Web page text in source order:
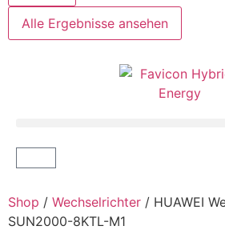
Alle Ergebnisse ansehen
Shop / Wechselrichter / HUAWEI
SUN2000-8KTL-M1